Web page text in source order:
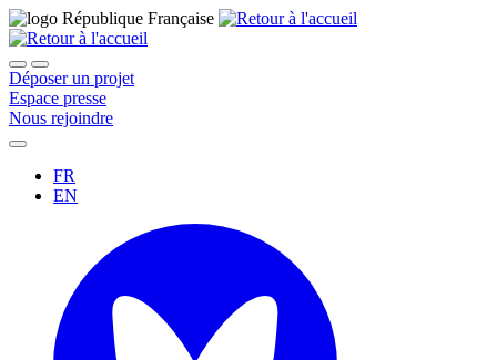
Déposer un projet
Espace presse
Nous rejoindre
FR
EN